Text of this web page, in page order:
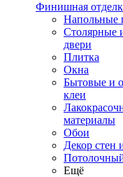
Финишная
Напольные
Столярные
двери
Плитка
Окна
Бытовые и
клеи
материалы
Обои
Декор стен
Ещё